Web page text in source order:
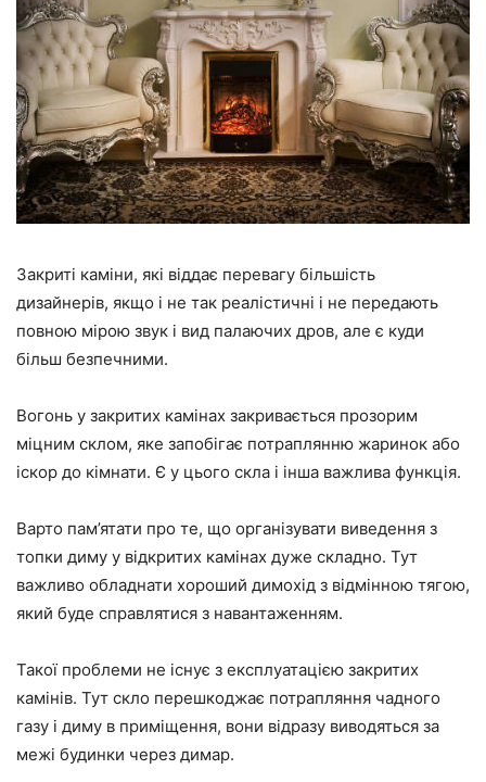
Закриті каміни, які віддає перевагу більшість
дизайнерів, якщо і не так реалістичні і не передають
повною мірою звук і вид палаючих дров, але є куди
більш безпечними.
Вогонь у закритих камінах закривається прозорим
міцним склом, яке запобігає потраплянню жаринок або
іскор до кімнати. Є у цього скла і інша важлива функція.
Варто пам’ятати про те, що організувати виведення з
топки диму у відкритих камінах дуже складно. Тут
важливо обладнати хороший димохід з відмінною тягою,
який буде справлятися з навантаженням.
Такої проблеми не існує з експлуатацією закритих
камінів. Тут скло перешкоджає потрапляння чадного
газу і диму в приміщення, вони відразу виводяться за
межі будинки через димар.